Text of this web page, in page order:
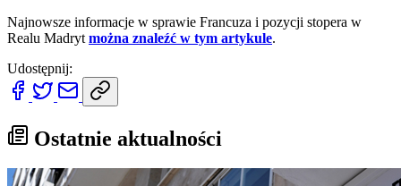
Najnowsze informacje w sprawie Francuza i pozycji stopera w
Realu Madryt można znaleźć w tym artykule.
Udostępnij:
Ostatnie aktualności